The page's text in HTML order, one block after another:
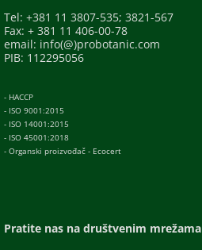
Tel: +381 11 3807-535; 3821-567
Fax: + 381 11 406-00-78
email: info(@)probotanic.com
PIB: 112295056
- HACCP
- ISO 9001:2015
- ISO 14001:2015
- ISO 45001:2018
- Organski proizvođač - Ecocert
Pratite nas na društvenim mrežama